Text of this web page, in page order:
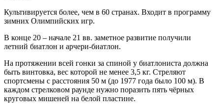
Культивируется более, чем в 60 странах. Входит в программу
зимних Олимпийских игр.
В конце 20 – начале 21 вв. заметное развитие получили
летний биатлон и арчери-биатлон.
На протяжении всей гонки за спиной у биатлониста должна
быть винтовка, вес которой не менее 3,5 кг. Стреляют
спортсмены с расстояния 50 м (до 1977 года было 100 м). В
каждом стрелковом раунде нужно поразить пять чёрных
круговых мишеней на белой пластине.